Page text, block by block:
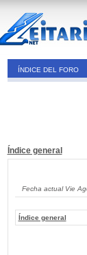
ÍNDICE DEL FORO
Índice general
Fecha actual Vie
Índice general